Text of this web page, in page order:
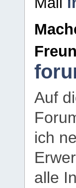
Auf
ich
alle